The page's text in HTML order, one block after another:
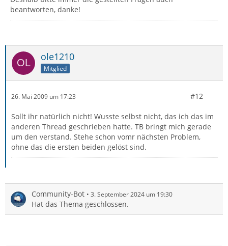
beantworten, danke!
ole1210
Mitglied
26. Mai 2009 um 17:23 #12
Sollt ihr natürlich nicht! Wusste selbst nicht, das ich das im
anderen Thread geschrieben hatte. TB bringt mich gerade
um den verstand. Stehe schon vomr nächsten Problem,
ohne das die ersten beiden gelöst sind.
Community-Bot 3. September 2024 um 19:30
Hat das Thema geschlossen.